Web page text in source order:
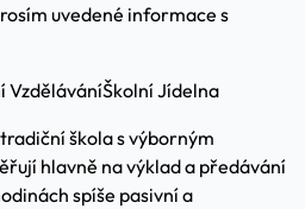
uvedené informace s
VzděláváníŠkolní Jídelna
škola s výborným
hlavně na výklad a předávání
spíše pasivní a